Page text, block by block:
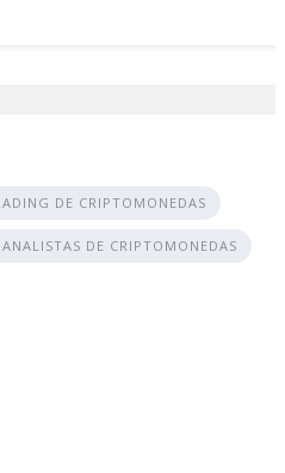
DE CRIPTOMONEDAS
DE CRIPTOMONEDAS